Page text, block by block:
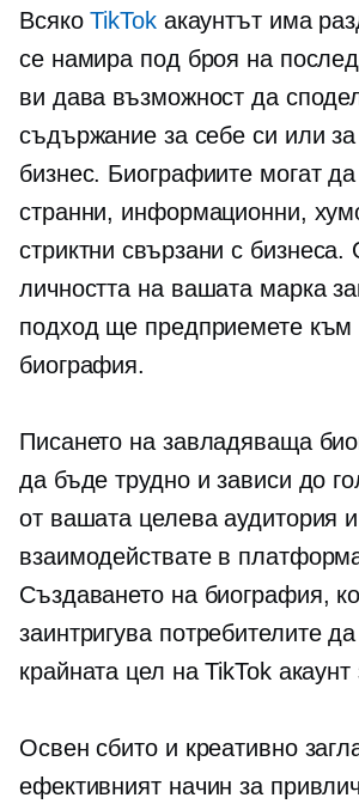
ВсякоTikTokакаунтът има
се намира под броя на
ви дава възможност да
съдържание за себе си или
бизнес. Биографиите могат
странни, информационни,
стриктнисвързани с бизнеса.
личността на вашата марка
подход ще предприемете
биография.
Писането на завладяваща
да бъде трудно и зависи до
от вашата целева аудитория и
взаимодействате в
Създаването на биография,
заинтригува потребителите
крайната цел на TikTok акаунт
Освен сбито и креативно
ефективният начин за